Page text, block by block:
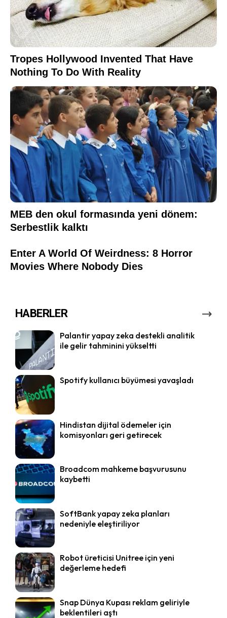
HABERLER
Palantir yapay zeka destekli analitik
ile gelir tahminini yükseltti
Spotify kullanıcı büyümesi yavaşladı
Hindistan dijital ödemeler için
komisyonları geri getirecek
Broadcom mahkeme başvurusunu
kaybetti
SoftBank yapay zeka planları
nedeniyle eleştiriliyor
Robot üreticisi Unitree için yeni
değerleme hedefi
Snap Dünya Kupası reklam geliriyle
beklentileri aştı